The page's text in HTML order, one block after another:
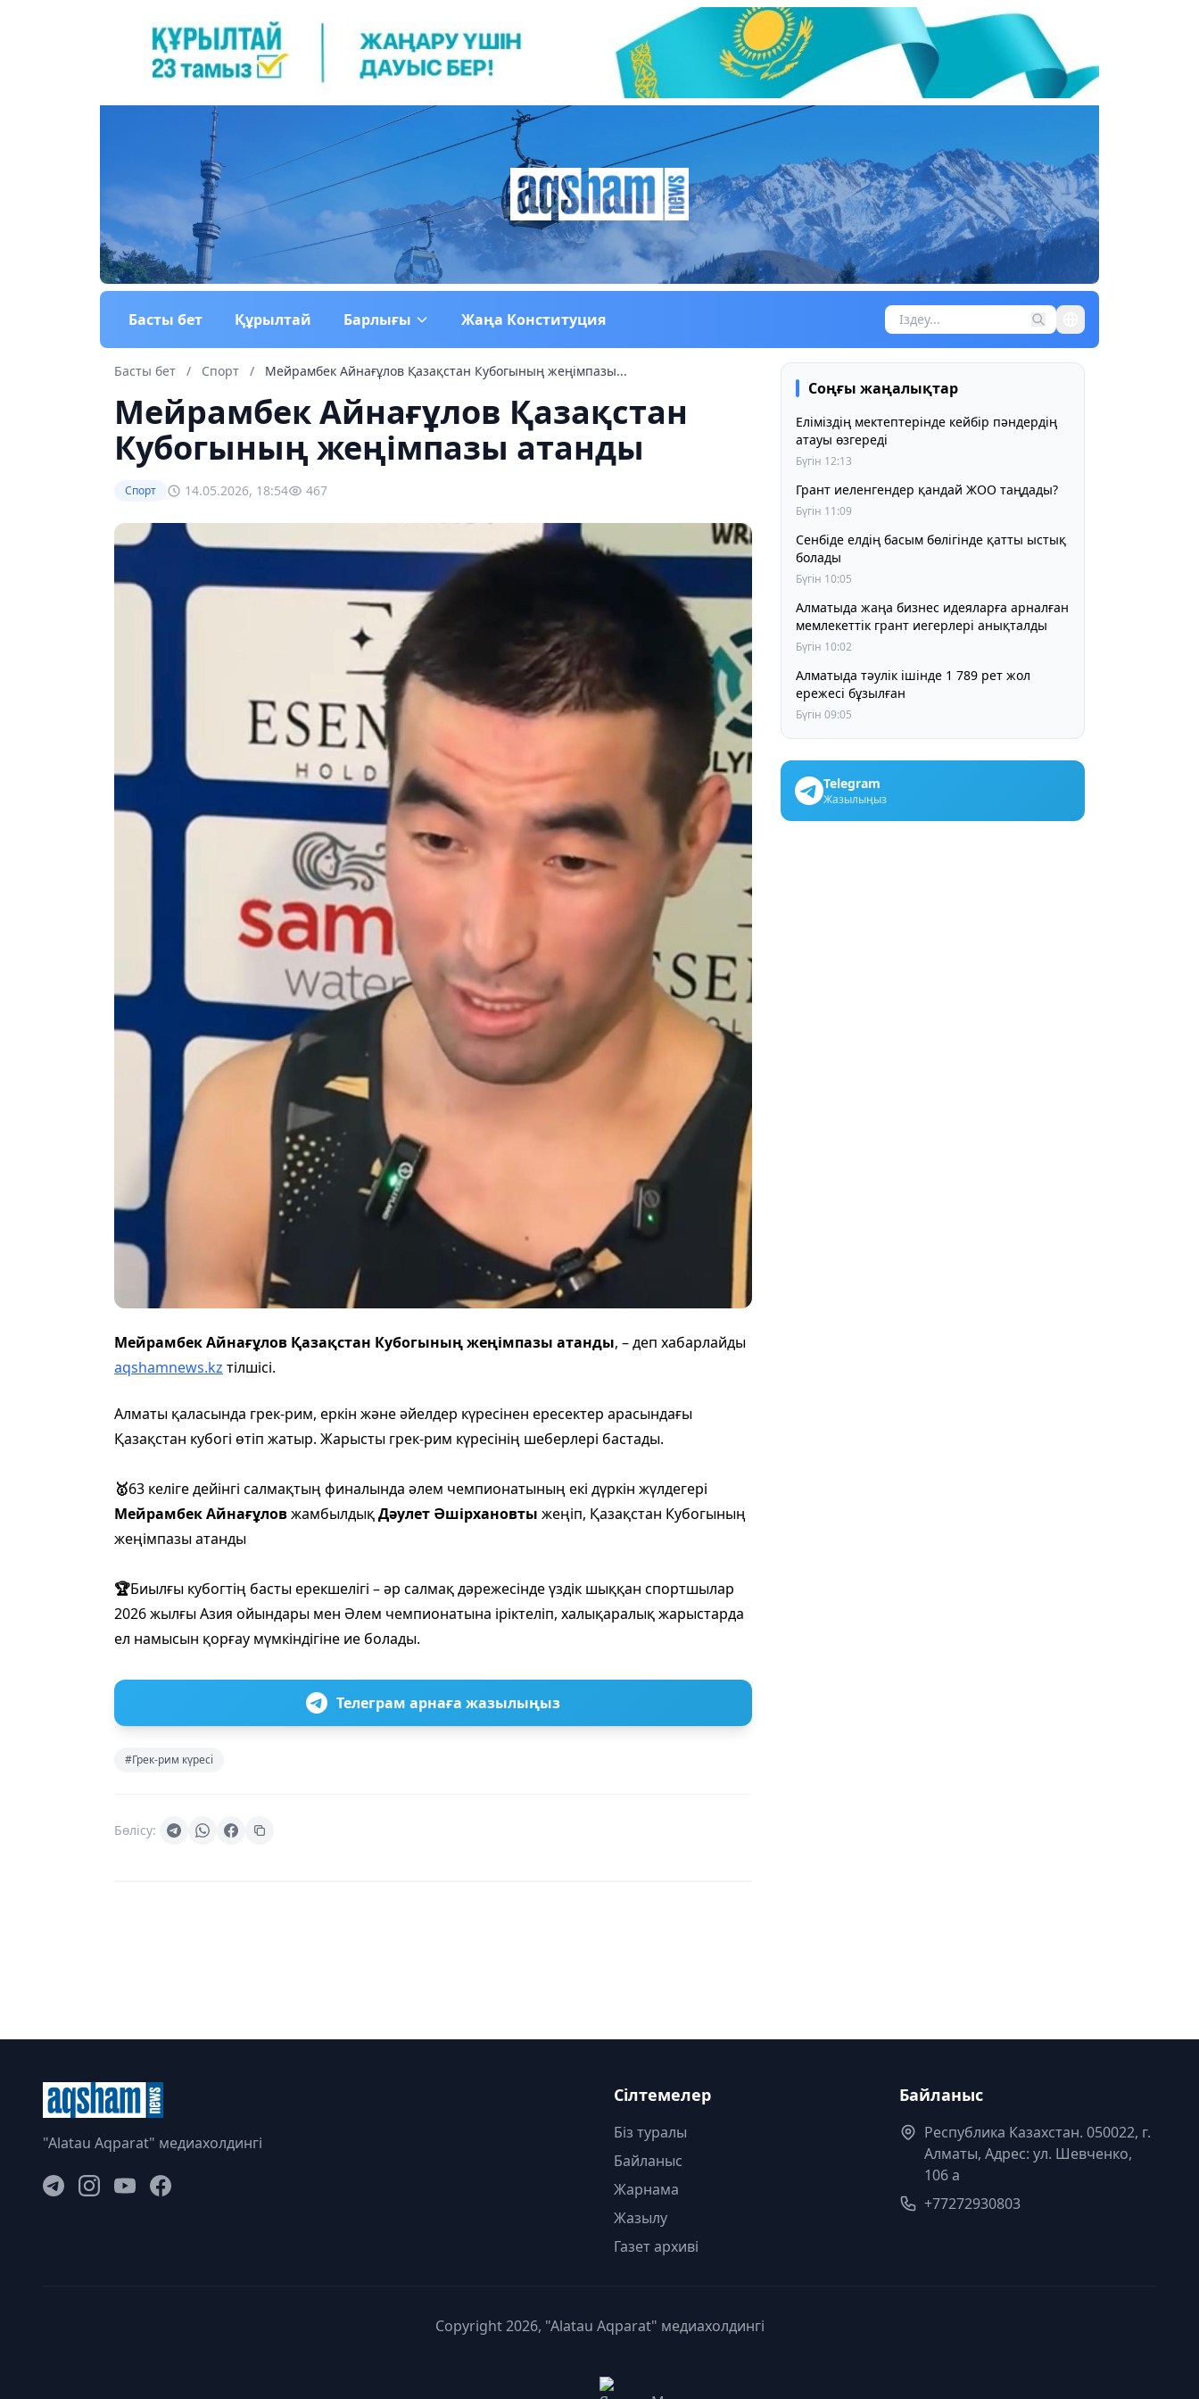
Басты бет Құрылтай Барлығы Жаңа Конституция
Басты бет / Спорт / Мейрамбек Айнағұлов Қазақстан Кубогының жеңімпазы...
Мейрамбек Айнағұлов Қазақстан
Кубогының жеңімпазы атанды
Спорт 14.05.2026, 18:54 467
Мейрамбек Айнағұлов Қазақстан Кубогының жеңімпазы атанды, – деп хабарлайды
aqshamnews.kz тілшісі.
Алматы қаласында грек-рим, еркін және әйелдер күресінен ересектер арасындағы
Қазақстан кубогі өтіп жатыр. Жарысты грек-рим күресінің шеберлері бастады.
🥇63 келіге дейінгі салмақтың финалында әлем чемпионатының екі дүркін жүлдегері
Мейрамбек АйнағұловжамбылдықДәулет Әшірхановты жеңіп, Қазақстан Кубогының
жеңімпазы атанды
🏆Биылғы кубогтің басты ерекшелігі – әр салмақ дәрежесінде үздік шыққан спортшылар
2026 жылғы Азия ойындары мен Әлем чемпионатына іріктеліп, халықаралық жарыстарда
ел намысын қорғау мүмкіндігіне ие болады.
Телеграм арнаға жазылыңыз
#Грек-рим күресі
Бөлісу:
Соңғы жаңалықтар
Еліміздің мектептерінде кейбір пәндердің
атауы өзгереді
Бүгін 12:13
Грант иеленгендер қандай ЖОО таңдады?
Бүгін 11:09
Сенбіде елдің басым бөлігінде қатты ыстық
болады
Бүгін 10:05
Алматыда жаңа бизнес идеяларға арналған
мемлекеттік грант иегерлері анықталды
Бүгін 10:02
Алматыда тәулік ішінде 1 789 рет жол
ережесі бұзылған
Бүгін 09:05
Telegram
Жазылыңыз
"Alatau Aqparat" медиахолдингі
Сілтемелер
Біз туралы
Байланыс
Жарнама
Жазылу
Газет архиві
Байланыс
Республика Казахстан. 050022, г.
Алматы, Адрес: ул. Шевченко,
106 а
+77272930803
Copyright 2026, "Alatau Aqparat" медиахолдингі